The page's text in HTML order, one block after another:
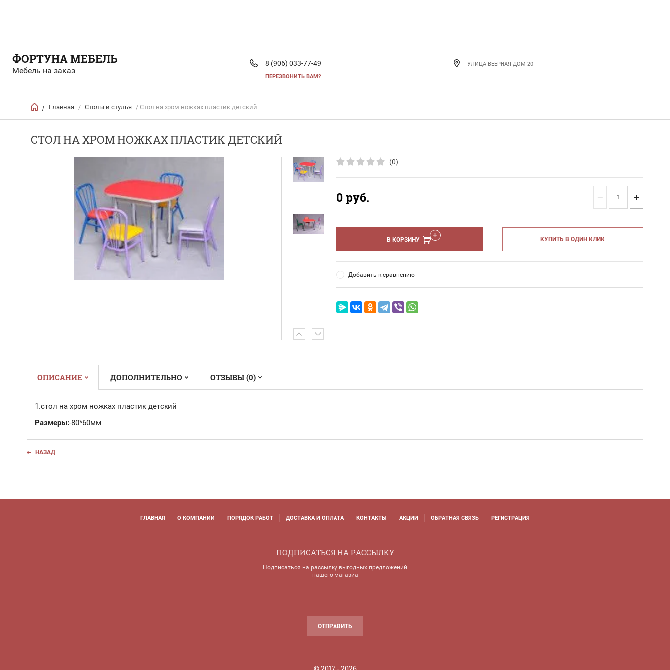
ФОРТУНА МЕБЕЛЬ
Мебель на заказ
8 (906) 033-77-49
ПЕРЕЗВОНИТЬ ВАМ?
УЛИЦА ВЕЕРНАЯ ДОМ 20
/ Главная / Столы и стулья / Стол на хром ножках пластик детский
СТОЛ НА ХРОМ НОЖКАХ ПЛАСТИК ДЕТСКИЙ
(0)
0 руб. − +
В КОРЗИНУ КУПИТЬ В ОДИН КЛИК
Добавить к сравнению
ОПИСАНИЕ ДОПОЛНИТЕЛЬНО ОТЗЫВЫ (0)
1.стол на хром ножках пластик детский
Размеры:-80*60мм
НАЗАД
ГЛАВНАЯ О КОМПАНИИ ПОРЯДОК РАБОТ ДОСТАВКА И ОПЛАТА КОНТАКТЫ АКЦИИ ОБРАТНАЯ СВЯЗЬ РЕГИСТРАЦИЯ
ПОДПИСАТЬСЯ НА РАССЫЛКУ
Подписаться на рассылку выгодных предложений
нашего магазиа
ОТПРАВИТЬ